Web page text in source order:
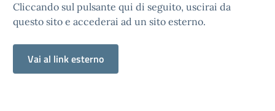
Cliccando sul pulsante qui di seguito, uscirai da
questo sito e accederai ad un sito esterno.
Vai al link esterno